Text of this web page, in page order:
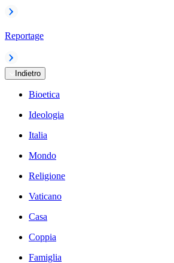
Reportage
Indietro
Bioetica
Ideologia
Italia
Mondo
Religione
Vaticano
Casa
Coppia
Famiglia